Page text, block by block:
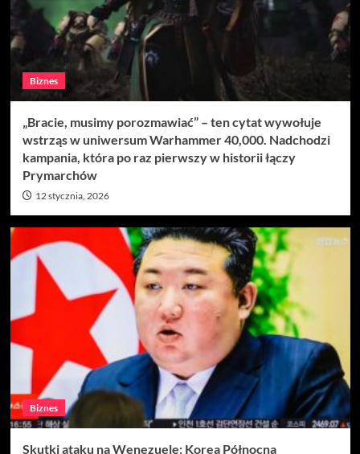
Biznes
„Bracie, musimy porozmawiać” – ten cytat wywołuje
wstrząs w uniwersum Warhammer 40,000. Nadchodzi
kampania, która po raz pierwszy w historii łączy
Prymarchów
12 stycznia, 2026
Biznes
Skutki ataku na Wenezuelę: Korea Północna